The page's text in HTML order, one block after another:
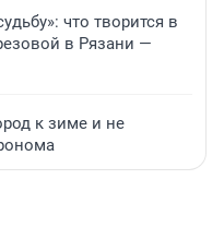
что творится в
в Рязани —
к зиме и не